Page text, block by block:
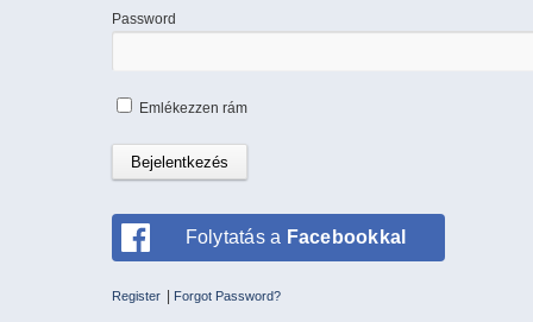
Password
Emlékezzen rám
Folytatás a Facebookkal
Register Forgot Password?